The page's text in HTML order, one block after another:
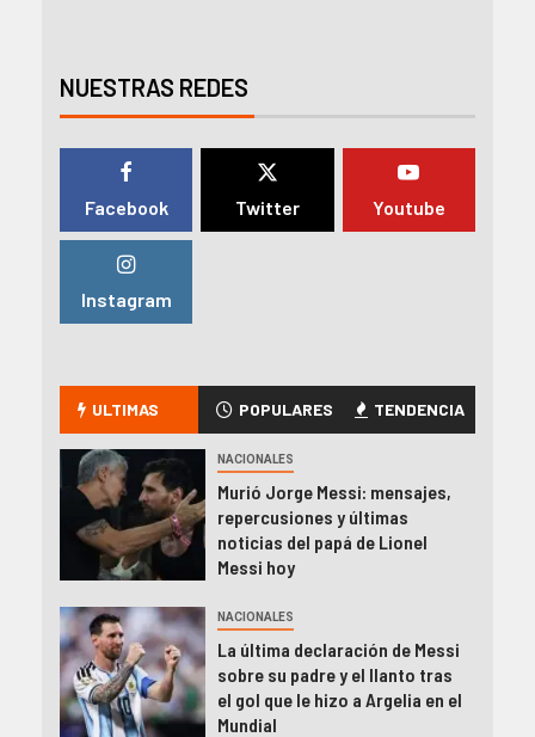
NUESTRAS REDES
Facebook Twitter Youtube
Instagram
ULTIMAS POPULARES TENDENCIA
NACIONALES
Murió Jorge Messi: mensajes,
repercusiones y últimas
noticias del papá de Lionel
Messi hoy
NACIONALES
La última declaración de Messi
sobre su padre y el llanto tras
el gol que le hizo a Argelia en el
Mundial